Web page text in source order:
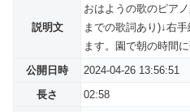
説明文
おはようの歌のピア
までの歌詞あり)↓右
ます。園で朝の時間
公開日時
2024-04-26 13:56:51
長さ
02:58